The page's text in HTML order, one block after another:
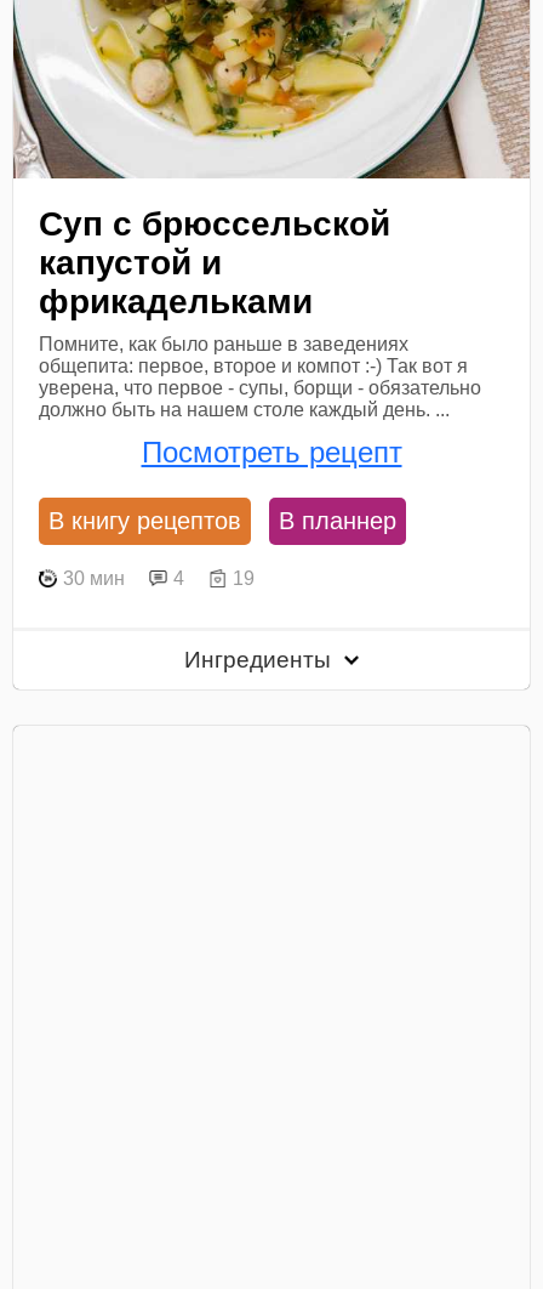
Суп с брюссельской
капустой и
фрикадельками
Помните, как было раньше в заведениях
общепита: первое, второе и компот :-) Так вот я
уверена, что первое - супы, борщи - обязательно
должно быть на нашем столе каждый день. ...
Посмотреть рецепт
В книгу рецептов В планнер
30 мин 4 19
Ингредиенты